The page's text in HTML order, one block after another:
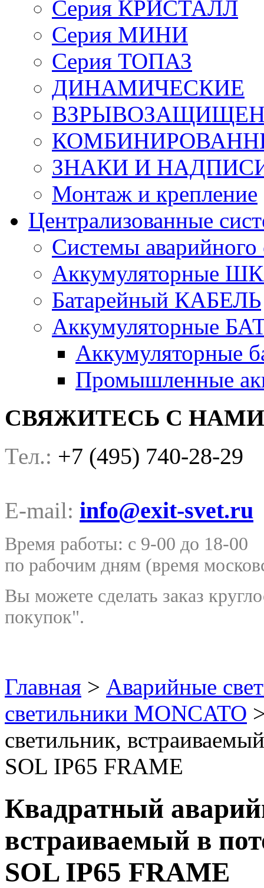
Серия КРИСТАЛЛ
Серия МИНИ
Серия ТОПАЗ
ДИНАМИЧЕСКИЕ
ЗНАКИ И
Монтаж и крепление
Централизованные
Системы
Аккумуляторные
Батарейный КАБЕЛЬ
Аккумуляторные
Аккумуляторные
Промышленные
СВЯЖИТЕСЬ С НАМИ
Тел.: +7 (495) 740-28-29
E-mail: info@exit-svet.ru
Время работы: с 9-00 до 18-00
по рабочим дням (время
Вы можете сделать заказ
покупок".
Главная > Аварийные
светильники MONCATO
светильник,
SOL IP65 FRAME
Квадратный
встраиваемый в
SOL IP65 FRAME